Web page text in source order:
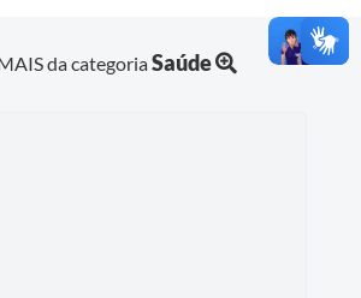
da categoriaSaúde